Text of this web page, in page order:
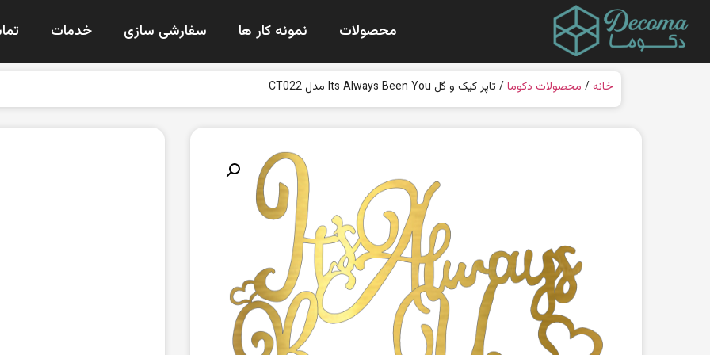
محصولات نمونه کار ها سفارشی سازی خدمات
خانه / محصولات دکوما/ تاپر کیک و گل Its Always Been You مدل CT022